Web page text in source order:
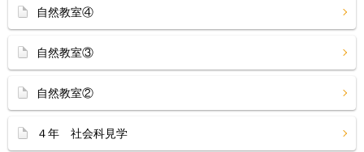
自然教室④
自然教室③
自然教室②
４年 社会科見学